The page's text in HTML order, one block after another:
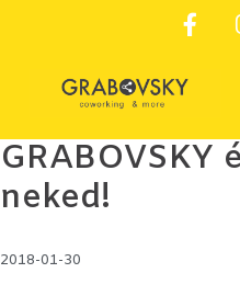
GRABOVSKY
neked!
2018-01-30